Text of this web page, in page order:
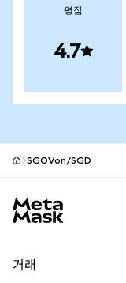
평점
4.7
SGOVon/SGD
거래